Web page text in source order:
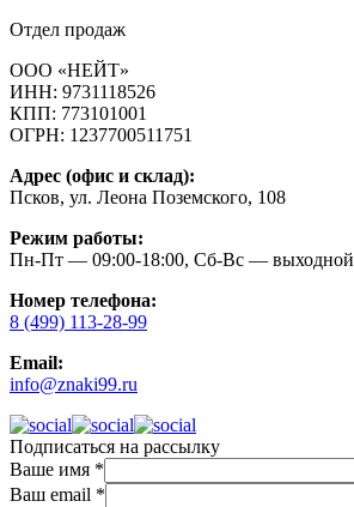
Отдел продаж
ООО «НЕЙТ»
ИНН: 9731118526
КПП: 773101001
ОГРН: 1237700511751
Адрес (офис и склад):
Псков, ул. Леона Поземского, 108
Режим работы:
Пн-Пт — 09:00-18:00, Сб-Вс — выходной
Номер телефона:
8 (499) 113-28-99
Email:
info@znaki99.ru
Подписаться на рассылку
Ваше имя *
Ваш email *